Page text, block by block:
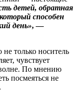
детей, обратная
способен
день», —
только носитель
чувствует
По мнению
посмеяться не